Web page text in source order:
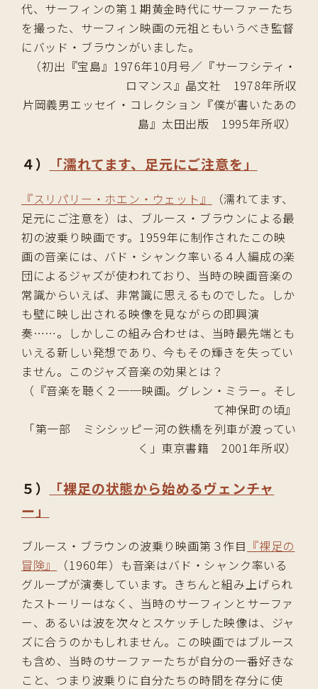
代、サーフィンの第１期黄金時代にサーファーたち
を撮った、サーフィン映画の元祖ともいうべき監督
にバッド・ブラウンがいました。
（初出『宝島』1976年10月号／『サーフシティ・
ロマンス』晶文社 1978年所収
片岡義男エッセイ・コレクション『僕が書いたあの
島』太田出版 1995年所収）
４） 「濡れてます、足元にご注意を」
『スリパリー・ホエン・ウェット』
（濡れてます、
足元にご注意を）は、ブルース・ブラウンによる最
初の波乗り映画です。1959年に制作されたこの映
画の音楽には、バド・シャンク率いる４人編成の楽
団によるジャズが使われており、当時の映画音楽の
常識からいえば、非常識に思えるものでした。しか
も壁に映し出される映像を見ながらの即興演
奏……。しかしこの組み合わせは、当時最先端とも
いえる新しい発想であり、今もその輝きを失ってい
ません。このジャズ音楽の効果とは？
（『音楽を聴く２──映画。グレン・ミラー。そし
て神保町の頃』
「第一部 ミシシッピー河の鉄橋を列車が渡ってい
く」東京書籍 2001年所収）
５）
「裸足の状態から始めるヴェンチャ
ー」
ブルース・ブラウンの波乗り映画第３作目 『裸足の
冒険』
（1960年）も音楽はバド・シャンク率いる
グループが演奏しています。きちんと組み上げられ
たストーリーはなく、当時のサーフィンとサーファ
ー、あるいは波を次々とスケッチした映像は、ジャ
ズに合うのかもしれません。この映画ではブルース
も含め、当時のサーファーたちが自分の一番好きな
こと、つまり波乗りに自分たちの時間を存分に使